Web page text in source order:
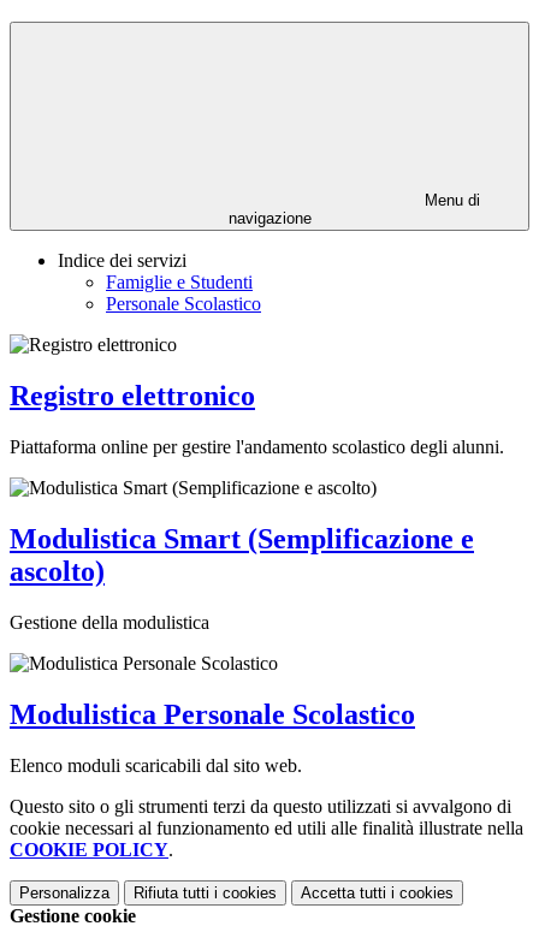
Menu di
navigazione
Indice dei servizi
Famiglie e Studenti
Personale Scolastico
Registro elettronico
Piattaforma online per gestire l'andamento scolastico degli alunni.
Modulistica Smart (Semplificazione e
ascolto)
Gestione della modulistica
Modulistica Personale Scolastico
Elenco moduli scaricabili dal sito web.
Questo sito o gli strumenti terzi da questo utilizzati si avvalgono di
cookie necessari al funzionamento ed utili alle finalità illustrate nella
COOKIE POLICY.
Personalizza Rifiuta tutti i cookies Accetta tutti i cookies
Gestione cookie